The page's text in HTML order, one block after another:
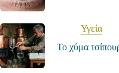
Υγεία
Το χύμα